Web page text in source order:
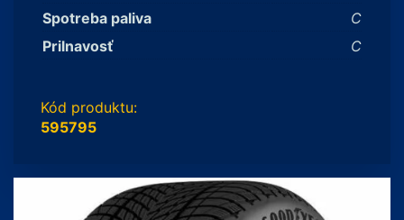
Spotreba paliva
C
Prilnavosť
C
Kód produktu:
595795